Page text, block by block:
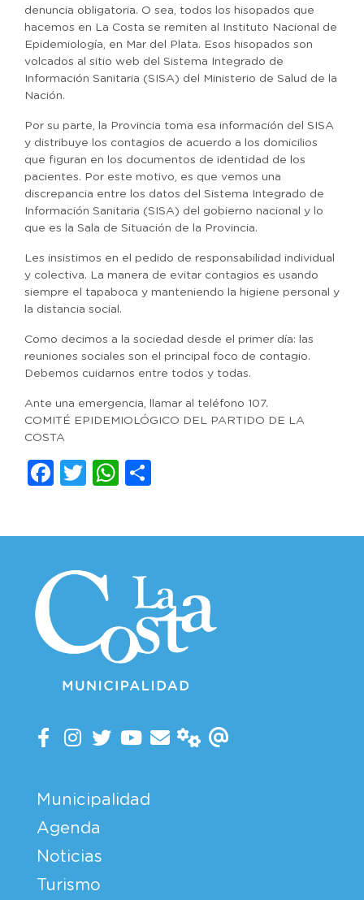
denuncia obligatoria. O sea, todos los hisopados que
hacemos en La Costa se remiten al Instituto Nacional de
Epidemiología, en Mar del Plata. Esos hisopados son
volcados al sitio web del Sistema Integrado de
Información Sanitaria (SISA) del Ministerio de Salud de la
Nación.
Por su parte, la Provincia toma esa información del SISA
y distribuye los contagios de acuerdo a los domicilios
que figuran en los documentos de identidad de los
pacientes. Por este motivo, es que vemos una
discrepancia entre los datos del Sistema Integrado de
Información Sanitaria (SISA) del gobierno nacional y lo
que es la Sala de Situación de la Provincia.
Les insistimos en el pedido de responsabilidad individual
y colectiva. La manera de evitar contagios es usando
siempre el tapaboca y manteniendo la higiene personal y
la distancia social.
Como decimos a la sociedad desde el primer día: las
reuniones sociales son el principal foco de contagio.
Debemos cuidarnos entre todos y todas.
Ante una emergencia, llamar al teléfono 107.
COMITÉ EPIDEMIOLÓGICO DEL PARTIDO DE LA
COSTA
Facebook
TwitterWhatsApp
Municipalidad
Agenda
Noticias
Turismo